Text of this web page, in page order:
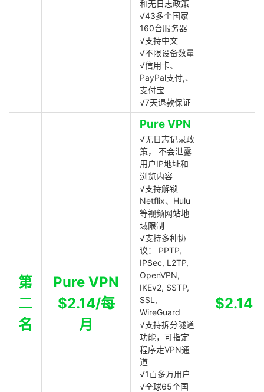
和无日志政策
√43多个国家
160台服务器
√支持中文
√不限设备数量
√信用卡、
PayPal支付,、
支付宝
√7天退款保证
第
二
名
Pure VPN
$2.14/每
月
Pure VPN
√无日志记录政
策， 不会泄露
用户IP地址和
浏览内容
√支持解锁
Netflix、Hulu
等视频网站地
域限制
√支持多种协
议： PPTP,
IPSec, L2TP,
OpenVPN,
IKEv2, SSTP,
SSL,
WireGuard
√支持拆分隧道
功能，可指定
程序走VPN通
道
√1百多万用户
√全球65个国
$2.14